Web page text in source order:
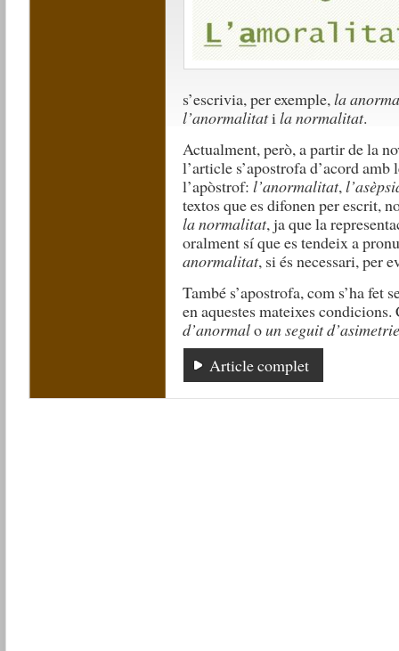
s’escrivia, per exemple,la
l’anormalitatila normalitat.
Actualment, però, a partir de la
l’article s’apostrofa d’acord
l’apòstrof:l’anormalitat,
textos que es difonen per escrit,
la normalitat, ja que la
oralment sí que es tendeix a
anormalitat, si és necessari, per
També s’apostrofa, com s’ha fet
en aquestes mateixes
d’anormaloun seguit
Article complet